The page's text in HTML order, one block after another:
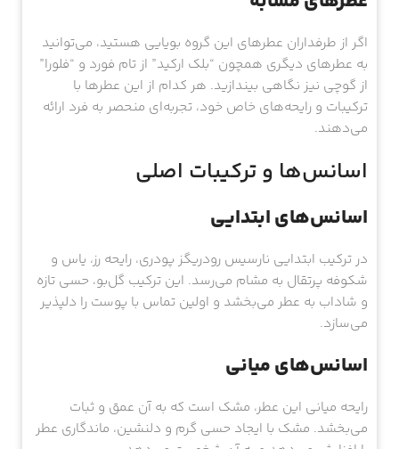
اگر از طرفداران عطرهای این گروه بویایی هستید، می‌توانید
به عطرهای دیگری همچون “بلک ارکید” از تام فورد و “فلورا”
از گوچی نیز نگاهی بیندازید. هر کدام از این عطرها با
ترکیبات و رایحه‌های خاص خود، تجربه‌ای منحصر به فرد ارائه
می‌دهند.
اسانس‌ها و ترکیبات اصلی
اسانس‌های ابتدایی
در ترکیب ابتدایی نارسیس رودریگز پودری، رایحه رز، یاس و
شکوفه پرتقال به مشام می‌رسد. این ترکیب گل‌بو، حسی تازه
و شاداب به عطر می‌بخشد و اولین تماس با پوست را دلپذیر
می‌سازد.
اسانس‌های میانی
رایحه میانی این عطر، مشک است که به آن عمق و ثبات
می‌بخشد. مشک با ایجاد حسی گرم و دلنشین، ماندگاری عطر